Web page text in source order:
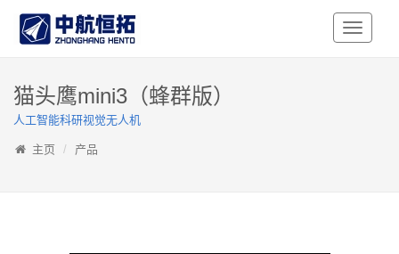
Toggle
猫头鹰mini3（蜂群版）
人工智能科研视觉无人机
主页 产品